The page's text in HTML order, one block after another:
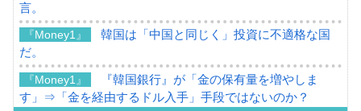
言。
『Money1』
韓国は「中国と同じく」投資に不適格な国
だ。
『Money1』
『韓国銀行』が「金の保有量を増やしま
す」⇒「金を経由するドル入手」手段ではないのか？